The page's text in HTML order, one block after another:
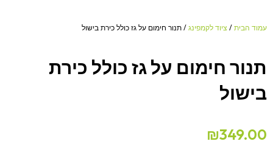
עמוד הבית / ציוד לקמפינג / תנור חימום על גז כולל כירת בישול
תנור חימום על גז כולל כירת
בישול
₪349.00